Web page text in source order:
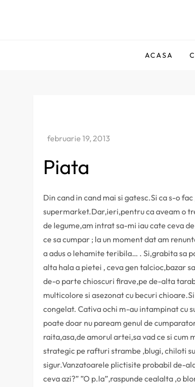
ACASA
Piata
Din cand in cand mai si gatesc.Si ca s-o
supermarket.Dar,ieri,pentru ca aveam o
de legume,am intrat sa-mi iau cate ceva
ce sa cumpar ; la un moment dat am
a adus o lehamite teribila… . Si,grabita sa
alta hala a pietei , ceva gen talcioc,bazar
de-o parte chioscuri firave,pe de-alta
multicolore si asezonat cu becuri
congelat. Cativa ochi m-au intampinat cu
poate doar nu paream genul de
raita,asa,de amorul artei,sa vad ce si
strategic pe rafturi strambe ,blugi, chiloti
sigur.Vanzatoarele plictisite probabil de-
ceva azi?” ”O p.la”,raspunde cealalta ,o